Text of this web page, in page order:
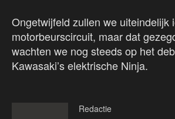
Ongetwijfeld zullen we uiteindelijk
motorbeurscircuit, maar dat
wachten we nog steeds op het
Kawasaki’s elektrische Ninja.
Redactie